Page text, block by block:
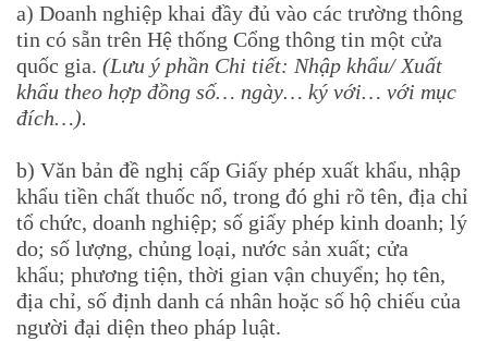
a) Doanh nghiệp khai đầy đủ vào các trường thông
tin có sẵn trên Hệ thống Cổng thông tin một cửa
quốc gia. (Lưu ý phần Chi tiết: Nhập khẩu/ Xuất
khẩu theo hợp đồng số… ngày… ký với… với mục
đích…).
b) Văn bản đề nghị cấp Giấy phép xuất khẩu, nhập
khẩu tiền chất thuốc nổ, trong đó ghi rõ tên, địa chỉ
tổ chức, doanh nghiệp; số giấy phép kinh doanh; lý
do; số lượng, chủng loại, nước sản xuất; cửa
khẩu; phương tiện, thời gian vận chuyển; họ tên,
địa chỉ, số định danh cá nhân hoặc số hộ chiếu của
người đại diện theo pháp luật.